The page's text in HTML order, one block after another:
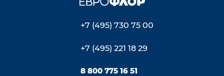
+7 (495) 730 75 00
+7 (495) 221 18 29
8 800 775 16 51